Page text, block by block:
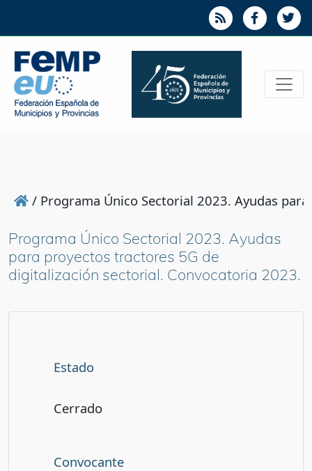
/ Programa Único Sectorial 2023. Ayudas
Programa Único Sectorial 2023. Ayudas
para proyectos tractores 5G de
digitalización sectorial. Convocatoria 2023.
Estado
Cerrado
Convocante